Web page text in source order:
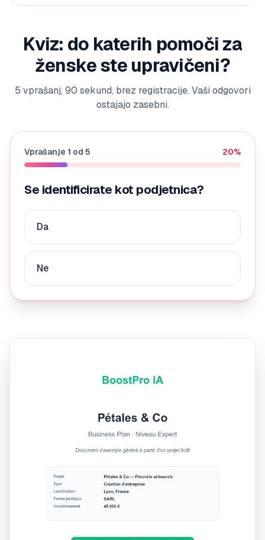
Kviz: do katerih pomoči za
ženske ste upravičeni?
5 vprašanj, 90 sekund, brez registracije. Vaši odgovori
ostajajo zasebni.
Vprašanje 1 od 5 20%
Se identificirate kot podjetnica?
Da
Ne